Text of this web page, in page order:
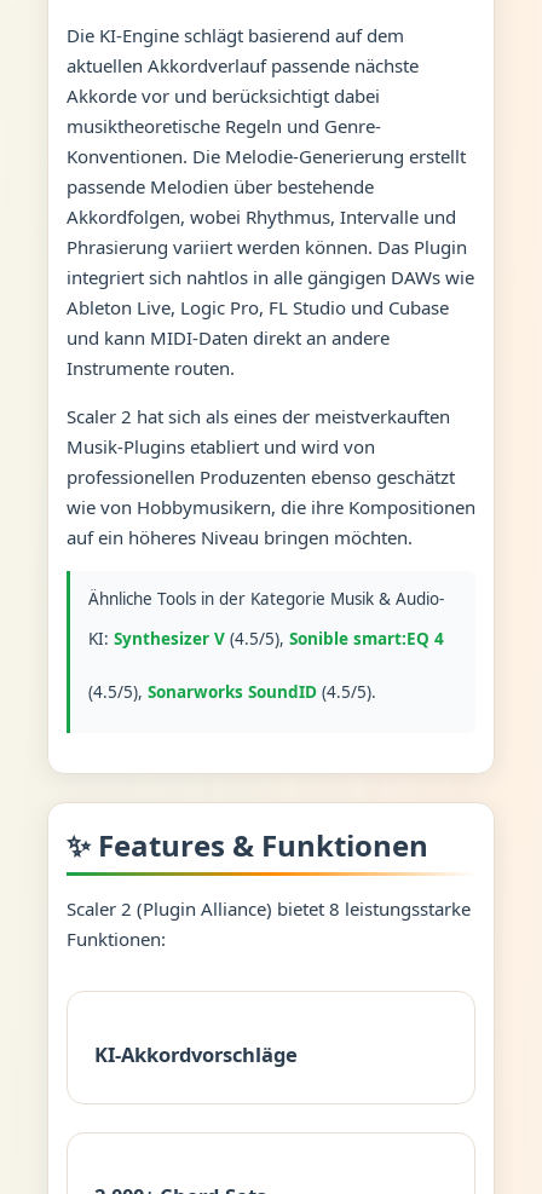
Die KI-Engine schlägt basierend auf dem
aktuellen Akkordverlauf passende nächste
Akkorde vor und berücksichtigt dabei
musiktheoretische Regeln und Genre-
Konventionen. Die Melodie-Generierung erstellt
passende Melodien über bestehende
Akkordfolgen, wobei Rhythmus, Intervalle und
Phrasierung variiert werden können. Das Plugin
integriert sich nahtlos in alle gängigen DAWs wie
Ableton Live, Logic Pro, FL Studio und Cubase
und kann MIDI-Daten direkt an andere
Instrumente routen.
Scaler 2 hat sich als eines der meistverkauften
Musik-Plugins etabliert und wird von
professionellen Produzenten ebenso geschätzt
wie von Hobbymusikern, die ihre Kompositionen
auf ein höheres Niveau bringen möchten.
Ähnliche Tools in der Kategorie Musik & Audio-
KI: Synthesizer V(4.5/5), Sonible smart:EQ 4
(4.5/5), Sonarworks SoundID(4.5/5).
✨ Features & Funktionen
Scaler 2 (Plugin Alliance) bietet 8 leistungsstarke
Funktionen:
KI-Akkordvorschläge